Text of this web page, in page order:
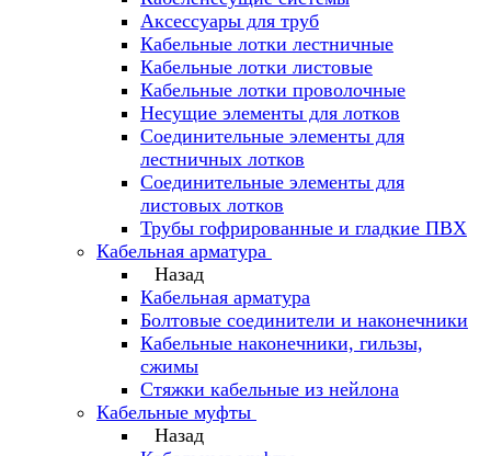
Аксессуары для труб
Кабельные лотки лестничные
Кабельные лотки листовые
Кабельные лотки проволочные
Несущие элементы для лотков
Соединительные элементы для
лестничных лотков
Соединительные элементы для
листовых лотков
Трубы гофрированные и гладкие ПВХ
Кабельная арматура
Назад
Кабельная арматура
Болтовые соединители и наконечники
Кабельные наконечники, гильзы,
сжимы
Стяжки кабельные из нейлона
Кабельные муфты
Назад